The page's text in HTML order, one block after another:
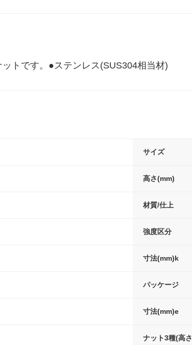
トです。●ステンレス(SUS304相当材)
サイズ
高さ(mm)
材質/仕上
強度区分
寸法(mm)k
パッケージ
寸法(mm)e
ナット3種(高さ